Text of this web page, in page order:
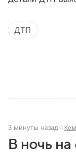
ДТП
3 минуты назад
В ночь на